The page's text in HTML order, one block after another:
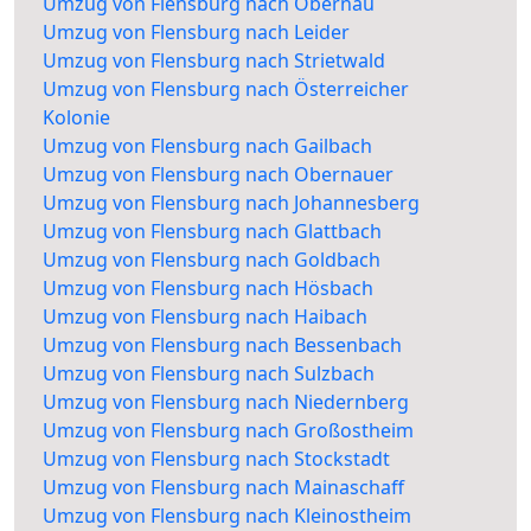
Umzug von Flensburg nach Leider
Umzug von Flensburg nach Strietwald
Umzug von Flensburg nach Österreicher
Kolonie
Umzug von Flensburg nach Gailbach
Umzug von Flensburg nach Obernauer
Umzug von Flensburg nach Johannesberg
Umzug von Flensburg nach Glattbach
Umzug von Flensburg nach Goldbach
Umzug von Flensburg nach Hösbach
Umzug von Flensburg nach Haibach
Umzug von Flensburg nach Bessenbach
Umzug von Flensburg nach Sulzbach
Umzug von Flensburg nach Niedernberg
Umzug von Flensburg nach Großostheim
Umzug von Flensburg nach Stockstadt
Umzug von Flensburg nach Mainaschaff
Umzug von Flensburg nach Kleinostheim